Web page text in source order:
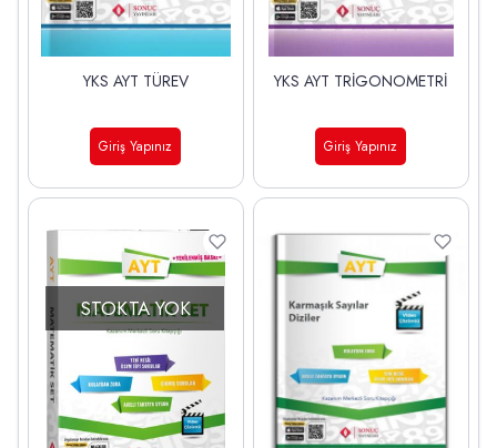
YKS AYT TÜREV
Giriş Yapınız
YKS AYT TRİGONOMETRİ
Giriş Yapınız
STOKTA YOK